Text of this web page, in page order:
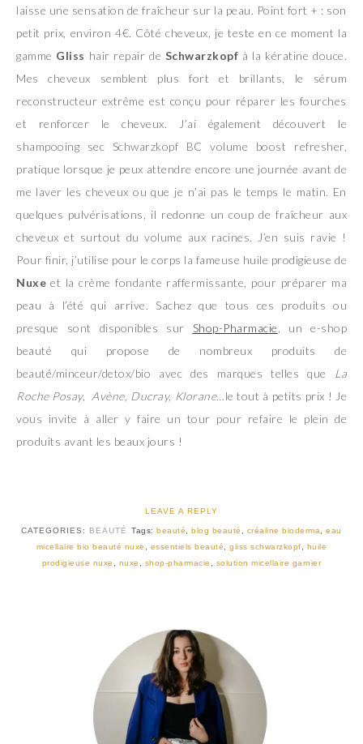
laisse une sensation de fraîcheur sur la peau. Point fort + : son
petit prix, environ 4€. Côté cheveux, je teste en ce moment la
gamme Gliss hair repair de Schwarzkopf à la kératine douce.
Mes cheveux semblent plus fort et brillants, le sérum
reconstructeur extrême est conçu pour réparer les fourches
et renforcer le cheveux. J’ai également découvert le
shampooing sec Schwarzkopf BC volume boost refresher,
pratique lorsque je peux attendre encore une journée avant de
me laver les cheveux ou que je n’ai pas le temps le matin. En
quelques pulvérisations, il redonne un coup de fraîcheur aux
cheveux et surtout du volume aux racines. J’en suis ravie !
Pour finir, j’utilise pour le corps la fameuse huile prodigieuse de
Nuxe et la crème fondante raffermissante, pour préparer ma
peau à l’été qui arrive. Sachez que tous ces produits ou
presque sont disponibles sur Shop-Pharmacie , un e-shop
beauté qui propose de nombreux produits de
beauté/minceur/detox/bio avec des marques telles que La
Roche Posay, Avène, Ducray, Klorane…le tout à petits prix ! Je
vous invite à aller y faire un tour pour refaire le plein de
produits avant les beaux jours !
LEAVE A REPLY
CATEGORIES: BEAUTÉ Tags:beauté ,blog beauté créaline bioderma ,eau
micellaire bio beauté nuxe
essentiels beauté ,gliss schwarzkopf
huile
prodigieuse nuxe
nuxe shop-pharmacie solution micellaire garnier